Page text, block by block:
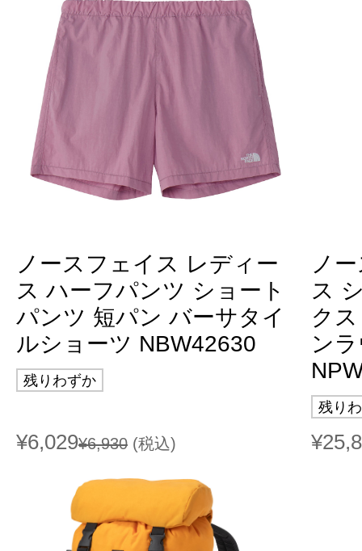
ノースフェイス レディー
ス ハーフパンツ ショート
パンツ 短パン バーサタイ
ルショーツ NBW42630
残りわずか
¥6,029¥6,930 (税込)
ノ
ス
ク
ン
残り